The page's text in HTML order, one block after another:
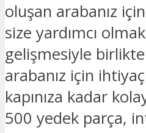
oluşan arabanız
size yardımcı
gelişmesiyle
arabanız için
kapınıza kadar
500 yedek parça,